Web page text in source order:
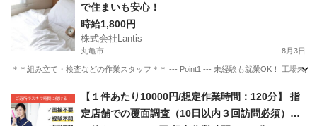
で住まいも安心！
時給1,800円
株式会社Lantis
丸亀市 8月3日
＊＊組み立て・検査などの作業スタッフ＊＊ --- Point1 --- 未経験も就業OK！ 工場未
工場 スタッフ
【１件あたり10000円/想定作業時間：120分】 指
定店舗での覆面調査（10日以内３回訪問必須）の